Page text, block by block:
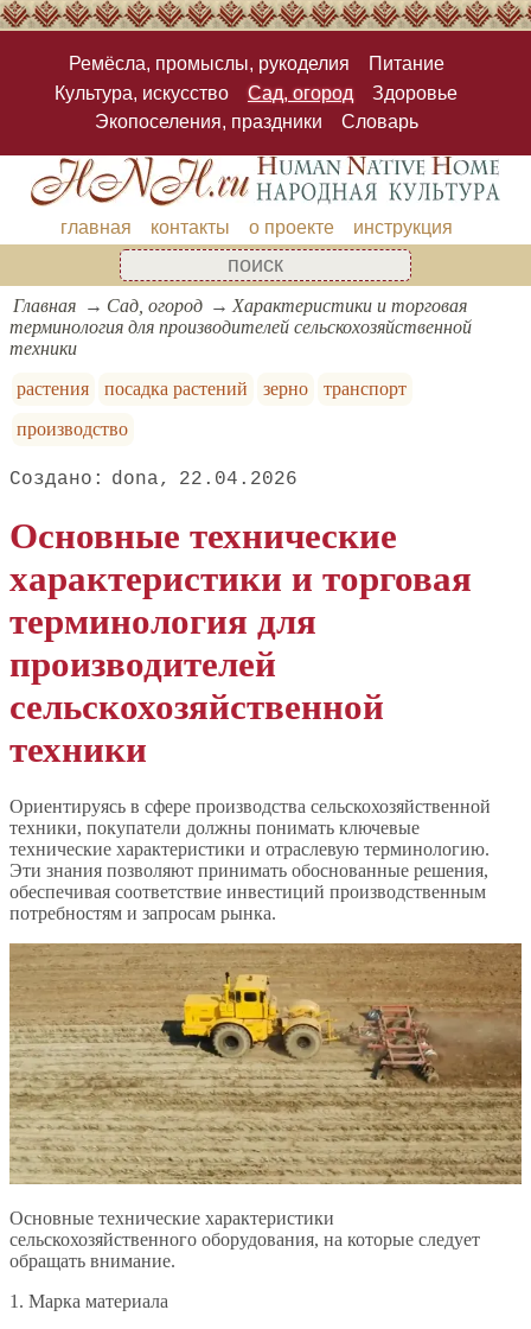
Ремёсла, промыслы, рукоделия
Питание
Культура, искусство
Сад, огород
Здоровье
Экопоселения, праздники
Словарь
главная контакты о проекте инструкция
Главная Сад, огород
Характеристики и торговая
терминология для производителей сельскохозяйственной
техники
растения
посадка растений зерно
транспорт
производство
dona 22.04.2026
Основные технические
характеристики и торговая
терминология для
производителей
сельскохозяйственной
техники
Ориентируясь в сфере производства сельскохозяйственной
техники, покупатели должны понимать ключевые
технические характеристики и отраслевую терминологию.
Эти знания позволяют принимать обоснованные решения,
обеспечивая соответствие инвестиций производственным
потребностям и запросам рынка.
Основные технические характеристики
сельскохозяйственного оборудования, на которые следует
обращать внимание.
1. Марка материала